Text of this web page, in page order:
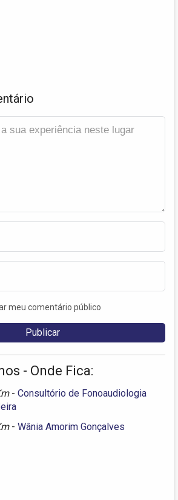
meu comentário público
- Onde Fica:
- Consultório de Fonoaudiologia
- Wânia Amorim Gonçalves